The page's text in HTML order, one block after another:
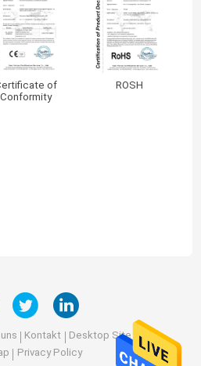
of
Conformity
ROSH
Kontakt
Desktop Site
Privacy Policy